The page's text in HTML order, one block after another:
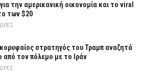
την αμερικανική οικονομία και το viral
των $20
ΏΡΕΣ
στρατηγός του Τραμπ αναζητά
από τον πόλεμο με το Ιράν
ΏΡΕΣ